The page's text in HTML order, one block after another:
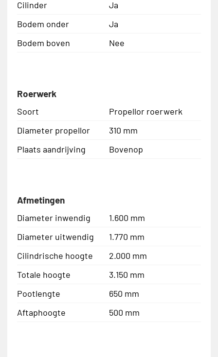
Cilinder
Ja
Bodem onder
Ja
Bodem boven
Nee
Roerwerk
Soort
Propellor roerwerk
Diameter propellor
310 mm
Plaats aandrijving
Bovenop
Afmetingen
Diameter inwendig
1.600 mm
Diameter uitwendig
1.770 mm
Cilindrische hoogte
2.000 mm
Totale hoogte
3.150 mm
Pootlengte
650 mm
Aftaphoogte
500 mm